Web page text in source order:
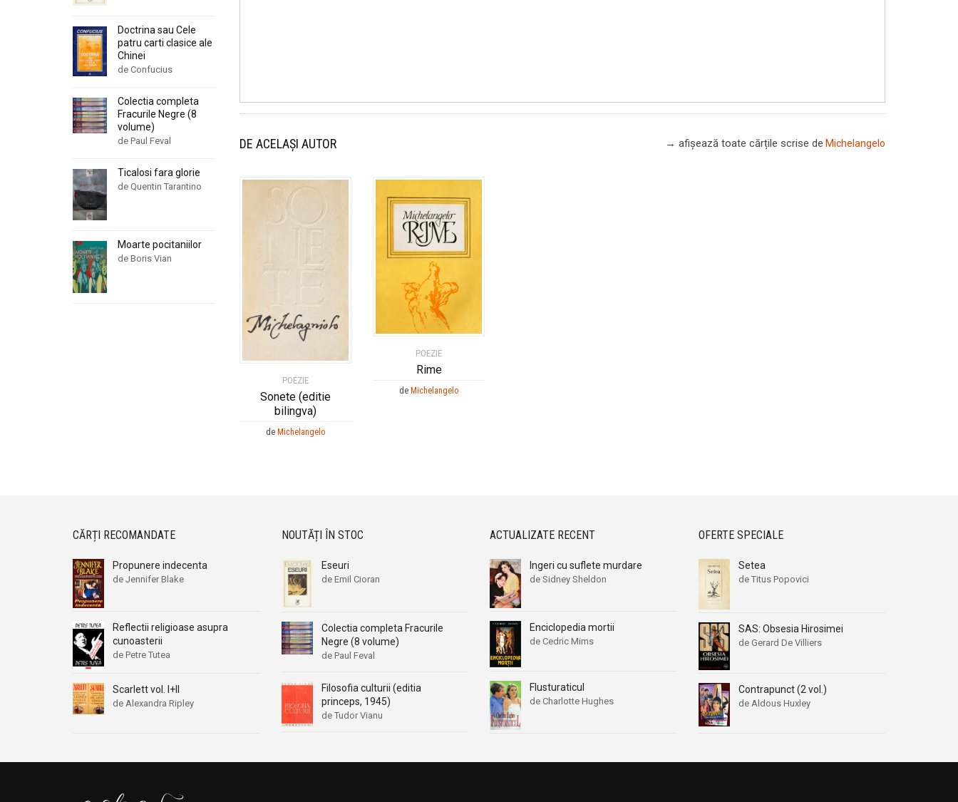
DE ACELAȘI AUTOR → afișează toate cărțile scrise de Michelangelo
POEZIE
Sonete (editie
bilingva)
de Michelangelo
POEZIE
Rime
deMichelangelo
Doctrina sau Cele
patru carti clasice ale
Chinei
de Confucius
Colectia completa
Fracurile Negre (8
volume)
de Paul Feval
Ticalosi fara glorie
de Quentin Tarantino
Moarte pocitaniilor
de Boris Vian
CĂRȚI RECOMANDATE
Propunere indecenta
de Jennifer Blake
Reflectii religioase asupra
cunoasterii
de Petre Tutea
Scarlett vol. I+II
de Alexandra Ripley
NOUTĂȚI ÎN STOC
Eseuri
de Emil Cioran
Colectia completa Fracurile
Negre (8 volume)
de Paul Feval
Filosofia culturii (editia
princeps, 1945)
de Tudor Vianu
ACTUALIZATE RECENT
Ingeri cu suflete murdare
de Sidney Sheldon
Enciclopedia mortii
de Cedric Mims
Flusturaticul
de Charlotte Hughes
OFERTE SPECIALE
Setea
de Titus Popovici
SAS: Obsesia Hirosimei
de Gerard De Villiers
Contrapunct (2 vol.)
de Aldous Huxley